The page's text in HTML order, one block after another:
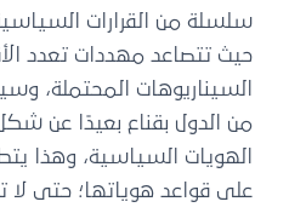
سلسلة من القرارات
حيث تتصاعد مهددات تعدد
السيناريوهات المحتملة،
من الدول بقناع بعيدًا عن
الهويات السياسية، وهذا
على قواعد هوياتها؛ حتى لا